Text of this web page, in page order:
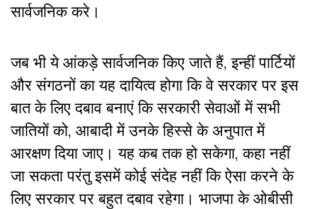
सार्वजनिक करे।
जब भी ये आंकड़े सार्वजनिक किए जाते हैं, इन्हीं पार्टियों
और संगठनों का यह दायित्व होगा कि वे सरकार पर इस
बात के लिए दबाव बनाएं कि सरकारी सेवाओं में सभी
जातियों को, आबादी में उनके हिस्से के अनुपात में
आरक्षण दिया जाए। यह कब तक हो सकेगा, कहा नहीं
जा सकता परंतु इसमें कोई संदेह नहीं कि ऐसा करने के
लिए सरकार पर बहुत दबाव रहेगा। भाजपा के ओबीसी